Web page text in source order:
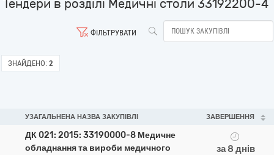
Тендери в розділі Медичні столи 33192200-4
ФІЛЬТРУВАТИ
ЗНАЙДЕНО: 2
УЗАГАЛЬНЕНА НАЗВА ЗАКУПІВЛІ ЗАВЕРШЕННЯ
ДК 021: 2015: 33190000-8 Медичне
обладнання та вироби медичного
за 8 днів